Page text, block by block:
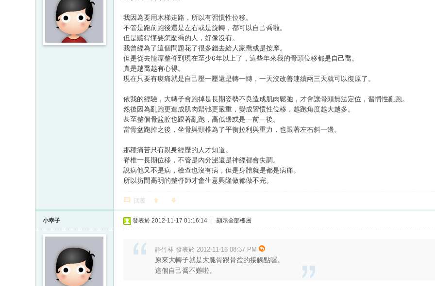
我因為要用木梯走路，所以有習慣性位移。
不管是跑前跑後還是左右或是旋轉，都可以自己喬啦。
但是聽得懂要怎麼喬的人，好像沒有。
我曾經為了這個問題花了很多錢去給人家喬或是按摩。
但是從去龍潭整脊到現在至少6年以上了，這些年來我的骨頭位移都是自己喬。
真是越喬越有心得。
現在只要有痠痛就是自己壓一壓還是轉一轉，一天沒改善連續兩三天就可以復原了。
依我的經驗，大轉子會跑掉是長期姿勢不良造成肌肉鬆弛，才會讓骨頭無法定位，習慣性亂跑。
然後因為亂跑更造成肌肉鬆弛更嚴重，變成習慣性位移，越跑角度越大越多。
甚至整個骨盆腔也跟著亂跑，高低邊或是一前一後。
當骨盆跑掉之後，坐骨與頸椎為了平衡拉利與重力，也跟著左右斜一邊。
那種痛苦只有親身經歷的人才知道。
脊椎一長期位移，不管是內分泌還是神經都會失調。
說病他又不是病，檢查也沒有病，但是身體就是都是病痛。
所以坊間高明的整脊師才會生意興隆做都做不完。
回覆
小幸子 發表於 2012-11-17 01:16:14 顯示全部樓層
靜竹林 發表於 2012-11-16 08:37 PM
原來大轉子就是大腿骨跟骨盆的接觸點喔。
這個自己喬不難啦。